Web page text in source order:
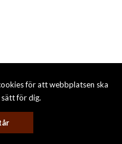
för att webbplatsen ska
för dig.